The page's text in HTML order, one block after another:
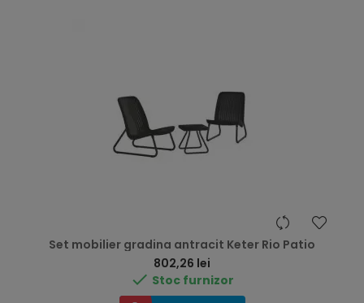
Set mobilier gradina antracit Keter Rio Patio
802,26 lei
 Stoc furnizor